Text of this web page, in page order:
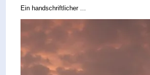
Ein handschriftlicher ...